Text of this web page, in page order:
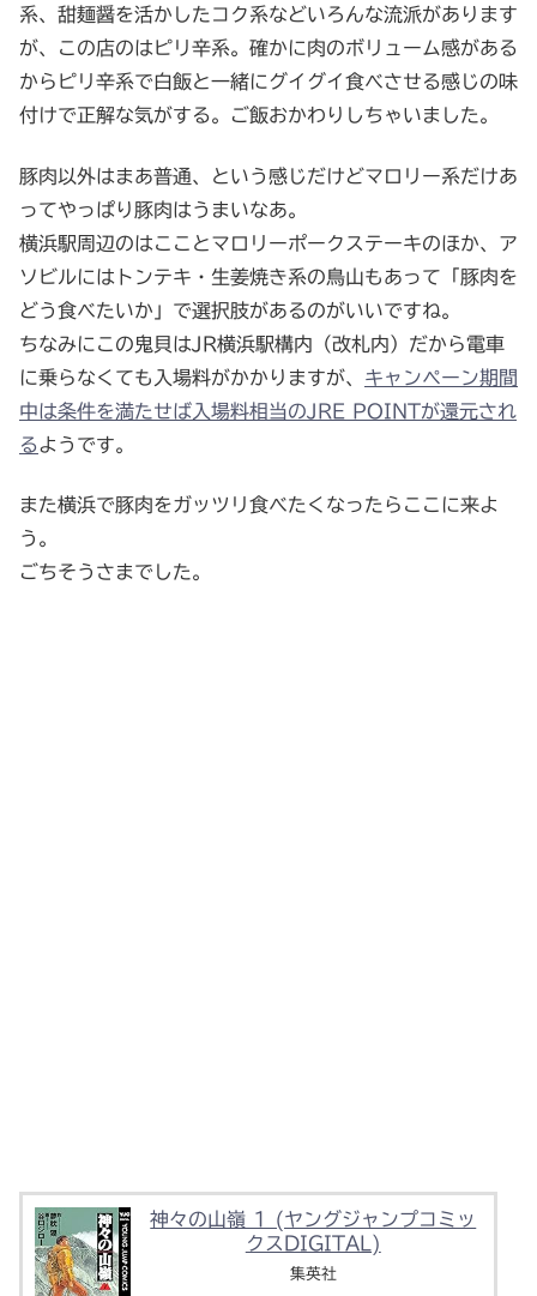
系、甜麺醤を活かしたコク系などいろんな流派があります
が、この店のはピリ辛系。確かに肉のボリューム感がある
からピリ辛系で白飯と一緒にグイグイ食べさせる感じの味
付けで正解な気がする。ご飯おかわりしちゃいました。
豚肉以外はまあ普通、という感じだけどマロリー系だけあ
ってやっぱり豚肉はうまいなあ。
横浜駅周辺のはこことマロリーポークステーキのほか、ア
ソビルにはトンテキ・生姜焼き系の鳥山もあって「豚肉を
どう食べたいか」で選択肢があるのがいいですね。
ちなみにこの鬼貝はJR横浜駅構内（改札内）だから電車
に乗らなくても入場料がかかりますが、 キャンペーン期間
中は条件を満たせば入場料相当のJRE POINTが還元され
るようです。
また横浜で豚肉をガッツリ食べたくなったらここに来よ
う。
ごちそうさまでした。
神々の山嶺 1 (ヤングジャンプコミッ
クスDIGITAL)
集英社